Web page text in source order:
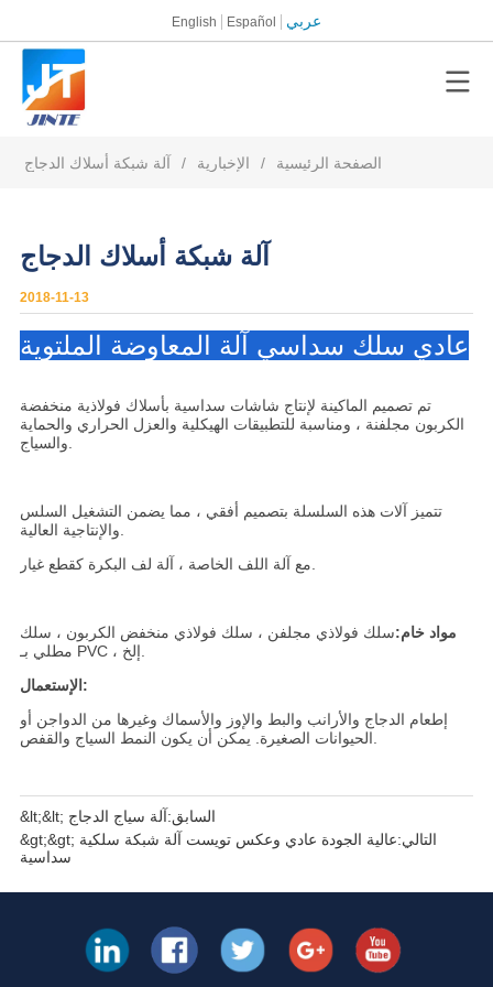
English Español عربي
الصفحة الرئيسية / الإخبارية / آلة شبكة أسلاك الدجاج
آلة شبكة أسلاك الدجاج
2018-11-13
&lt;&lt; السابق:آلة سياج الدجاج
&gt;&gt; التالي:عالية الجودة عادي وعكس تويست آلة شبكة سلكية
سداسية